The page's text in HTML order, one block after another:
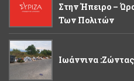
Στην Ήπειρο –
Των Πολιτών
Ιωάννινα